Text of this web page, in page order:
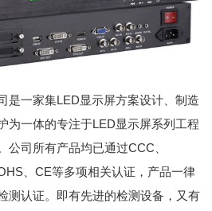
是一家集LED显示屏方案设计、制造
为一体的专注于LED显示屏系列工程
公司所有产品均已通过CCC、
、CE等多项相关认证，产品一律
测认证。即有先进的检测设备，又有